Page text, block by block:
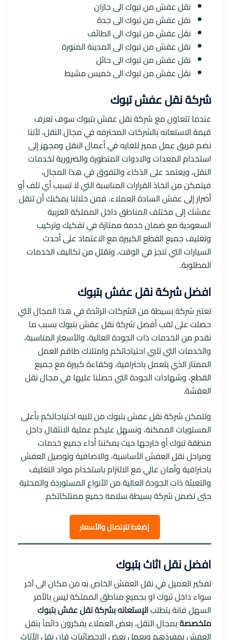
نقل عفش من تبوك الى جازان
نقل عفش من تبوك الى جدة
نقل عفش من تبوك الى الطائف
نقل عفش من تبوك الى المدينة المنورة
نقل عفش من تبوك الى حائل
نقل عفش من تبوك الى خميس مشيط
شركة نقل عفش تبوك
عندما تتعاون مع شركة نقل عفش بتبوك سوف تعرف
قيمة الاستعانه بالشركات المحترفه في مجال النقل، لأننا
نضم فريق عمل مميز للغايه في أعمال النقل ومجهز إلى
استخدام المعدات والادوات المتطورة والضرورية لخدمات
النقل، ويعتمد على الذكاء والتفوق في هذا المجال،
فيتمكن من اتخاذ القرارات المناسبة التي لا تسبب أي تلف أو
أضرار إلى عفش السادة العملاء، فمن خلالنا يمكنك أن تنقل
عفشك إلى مختلف المناطق داخل المملكة العربية
السعودية مع ضمان خدمة ممتازة في تفكيك وتركيب
وتغليف جميع القطع الكبيرة مع الاعتماد على أحدث
السيارات التي تنجز في الوقت، وتقلل من تكاليف الخدمات
المطلوبة.
افضل شركة نقل عفش بتبوك
تعتبر شركة بسيطة من الشركات الرائدة في هذا المجال التي
حصلت على لقب أفضل شركة نقل عفش بتبوك بسبب ما
نقدم من الخدمات ذات الجودة العالية، والأسعار المناسبة،
والخدمات التي تلبي احتياجاتكم وامتلاك طاقم العمل
الممتاز الذي يتعمل باحترافية، وكفاءة كبيرة مع جميع
القطع، وشهادات الجودة التي حصلنا عليها في مجال نقل
العفشة.
وتتمكن شركة نقل عفش بتبوك من تلبيه احتياجاتكم بأعلى
المستويات الممكنة، ونسهل عليكم عملية الانتقال داخل
منطقة تبوك أو خارجها حيث يمكننا أداء جميع خدمات
ومراحل نقل العفش الأساسية، والاضافية وتوصيل العفش
باحترافية وأمان عالي مع الالتزام باستخدام مواد التغليف
والتعبئة ذات الجودة العالية من الأنواع المستوردة والمحلية
حتى تضمن شركة بسيطة سلامة جميع ممتلكاتكم.
إضغط للإتصال والأسعار
افضل نقل اثاث بتبوك
تفكير العميل في نقل العفش الخاص به من مكان الى آخر
سواء داخل تبوك او بجميع مناطق المملكة ليس بالأمر
السهل فانة يتطلبالإستعانه بشركة نقل عفش بتبوك
متخصصةبمجال النقل، بعض العملاء يفكرون دائماً بنقل
العفش بمفردهم وبعمل بعض الاحصائيات فإن نقل الأثاث